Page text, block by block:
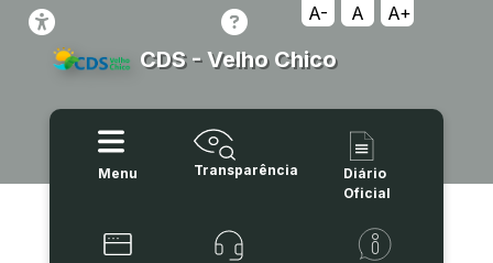
A- A A+
CDS - Velho Chico
Menu Transparência
Diário
Oficial